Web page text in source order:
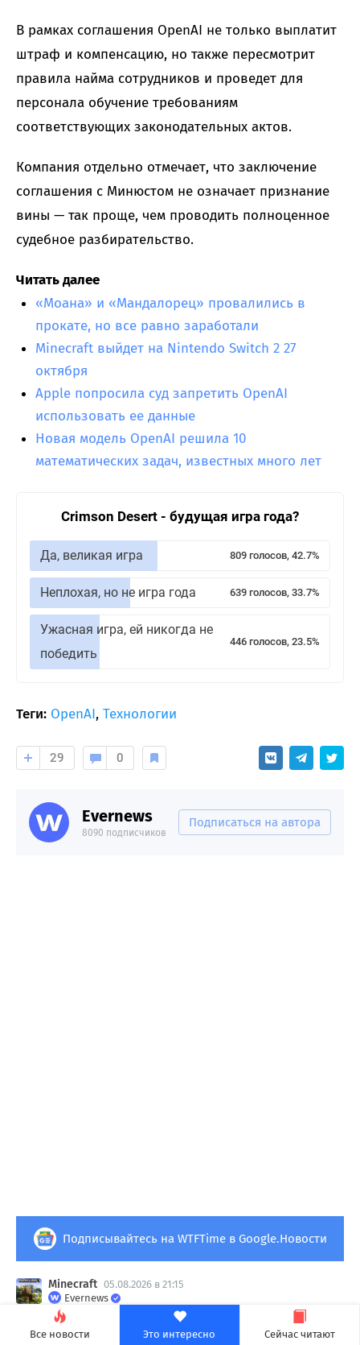
Все новости Это интересно Сейчас читают
В рамках соглашения OpenAI не только выплатит
штраф и компенсацию, но также пересмотрит
правила найма сотрудников и проведет для
персонала обучение требованиям
соответствующих законодательных актов.
Компания отдельно отмечает, что заключение
соглашения с Минюстом не означает признание
вины — так проще, чем проводить полноценное
судебное разбирательство.
Читать далее
«Моана» и «Мандалорец» провалились в
прокате, но все равно заработали
Minecraft выйдет на Nintendo Switch 2 27
октября
Apple попросила суд запретить OpenAI
использовать ее данные
Новая модель OpenAI решила 10
математических задач, известных много лет
Crimson Desert - будущая игра года?
Да, великая игра 809 голосов, 42.7%
Неплохая, но не игра года 639 голосов, 33.7%
Ужасная игра, ей никогда не
победить
446 голосов, 23.5%
Теги: OpenAI, Технологии
29 0
Evernews
8090 подписчиков
Подписаться на автора
Подписывайтесь на WTFTime в Google.Новости
Minecraft 05.08.2026 в 21:15
Evernews
Minecraft выйдет на Nintendo